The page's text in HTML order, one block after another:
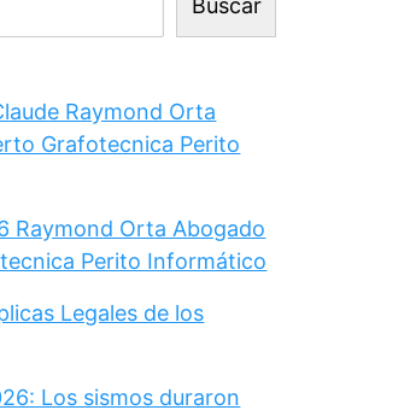
Buscar
Raymond Orta
Grafotecnica Perito
Raymond Orta Abogado
Perito Informático
Legales de los
Los sismos duraron